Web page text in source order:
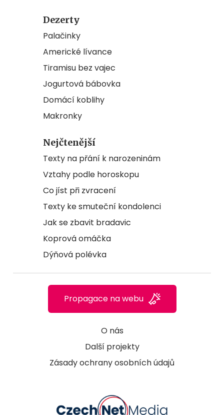
Dezerty
Palačinky
Americké lívance
Tiramisu bez vajec
Jogurtová bábovka
Domácí koblihy
Makronky
Nejčtenější
Texty na přání k narozeninám
Vztahy podle horoskopu
Co jíst při zvracení
Texty ke smuteční kondolenci
Jak se zbavit bradavic
Koprová omáčka
Dýňová polévka
O nás
Další projekty
Zásady ochrany osobních údajů
Propagace na webu